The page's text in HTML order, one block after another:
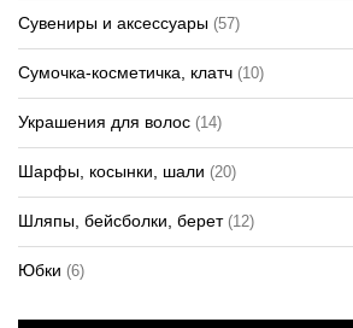
Сувениры и аксессуары (57)
Сумочка-косметичка, клатч (10)
Украшения для волос (14)
Шарфы, косынки, шали (20)
Шляпы, бейсболки, берет(12)
Юбки (6)